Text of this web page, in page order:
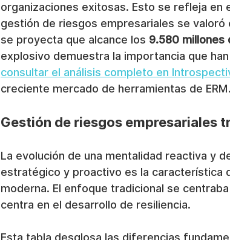
organizaciones exitosas. Esto se refleja en
gestión de riesgos empresariales se valoró
se proyecta que alcance los 9.580 millones
explosivo demuestra la importancia que
consultar el análisis completo en
creciente mercado de herramientas de ERM.
Gestión de riesgos empresariales
La evolución de una mentalidad reactiva y
estratégico y proactivo es la característica
moderna. El enfoque tradicional se
centra en el desarrollo de resiliencia.
Esta tabla desglosa las diferencias